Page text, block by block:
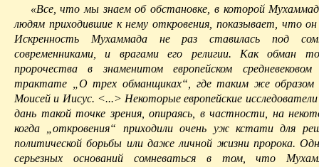
«Все, что мы знаем об обстановке, в которой Мухаммад
людям приходившие к нему откровения, показывает, что он
Искренность Мухаммадане раз ставилась под
современниками, и врагами его религии. Как обман
пророчества в знаменитом европейском средневековом
трактате „Отрех обманщиках“, где таким же образом
Моисей и Иисус. <...> Некоторые европейские
дань такой точке зрения, опираясь, в частности, на
когда „откровения“ приходили очень уж кстати для
политической борьбы или даже личной жизни пророка.
серьезных оснований сомневаться в том, что